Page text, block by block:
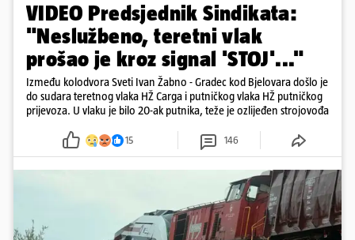
VIDEO Predsjednik Sindikata:
"Neslužbeno, teretni vlak
prošao je kroz signal 'STOJ'..."
Između kolodvora Sveti Ivan Žabno - Gradec kod Bjelovara došlo je
do sudara teretnog vlaka HŽ Carga i putničkog vlaka HŽ putničkog
prijevoza. U vlaku je bilo 20-ak putnika, teže je ozlijeđen strojovođa
15 146